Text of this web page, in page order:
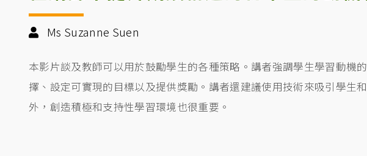
Ms Suzanne Suen
本影片談及教師可以用於鼓勵學生的各種策略。講者強調學生學習動
擇、設定可實現的目標以及提供獎勵。講者還建議使用技術來吸引學
外，創造積極和支持性學習環境也很重要。